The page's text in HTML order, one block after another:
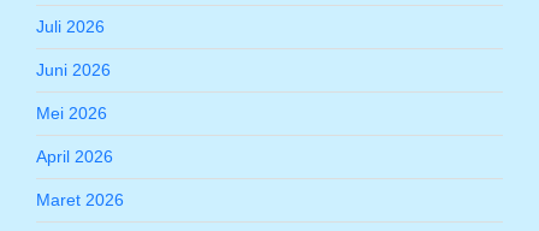
Juli 2026
Juni 2026
Mei 2026
April 2026
Maret 2026